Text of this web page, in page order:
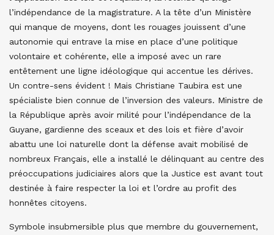
l’indépendance de la magistrature. A la tête d’un Ministère
qui manque de moyens, dont les rouages jouissent d’une
autonomie qui entrave la mise en place d’une politique
volontaire et cohérente, elle a imposé avec un rare
entêtement une ligne idéologique qui accentue les dérives.
Un contre-sens évident ! Mais Christiane Taubira est une
spécialiste bien connue de l’inversion des valeurs. Ministre de
la République après avoir milité pour l’indépendance de la
Guyane, gardienne des sceaux et des lois et fière d’avoir
abattu une loi naturelle dont la défense avait mobilisé de
nombreux Français, elle a installé le délinquant au centre des
préoccupations judiciaires alors que la Justice est avant tout
destinée à faire respecter la loi et l’ordre au profit des
honnêtes citoyens.
Symbole insubmersible plus que membre du gouvernement,